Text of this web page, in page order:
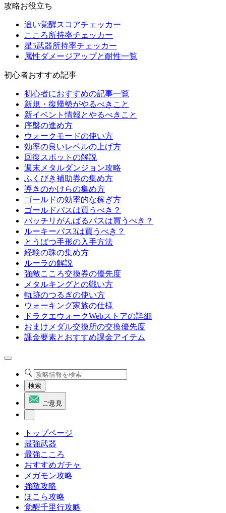
攻略お役立ち
追い覚醒スコアチェッカー
こころ所持率チェッカー
星5武器所持率チェッカー
属性ダメージアップと耐性一覧
初心者おすすめ記事
初心者におすすめの記事一覧
新規・復帰勢がやるべきこと
新イベント情報とやるべきこと
序盤の進め方
ウォークモードの使い方
効率の良いレベルの上げ方
回復スポットの解説
週末メタルダンジョン攻略
ふくびき補助券の集め方
導きのかけらの集め方
ゴールドの効率的な稼ぎ方
ゴールドパスは買うべき？
バッチリがんばるパスは買うべき？
ルーキーパス3は買うべき？
とうばつ手形の入手方法
経験の珠の集め方
ルーラの解説
強敵こころ交換券の優先度
メタルキングとの戦い方
軌跡のつるぎの使い方
ウォーキング家族の仕様
ドラクエウォークWebストアの詳細
おまけメダル交換所の交換優先度
課金要素とおすすめ課金アイテム
検索
ご意見
トップページ
最強武器
最強こころ
おすすめガチャ
メガモン攻略
強敵攻略
ほこら攻略
覚醒千里行攻略